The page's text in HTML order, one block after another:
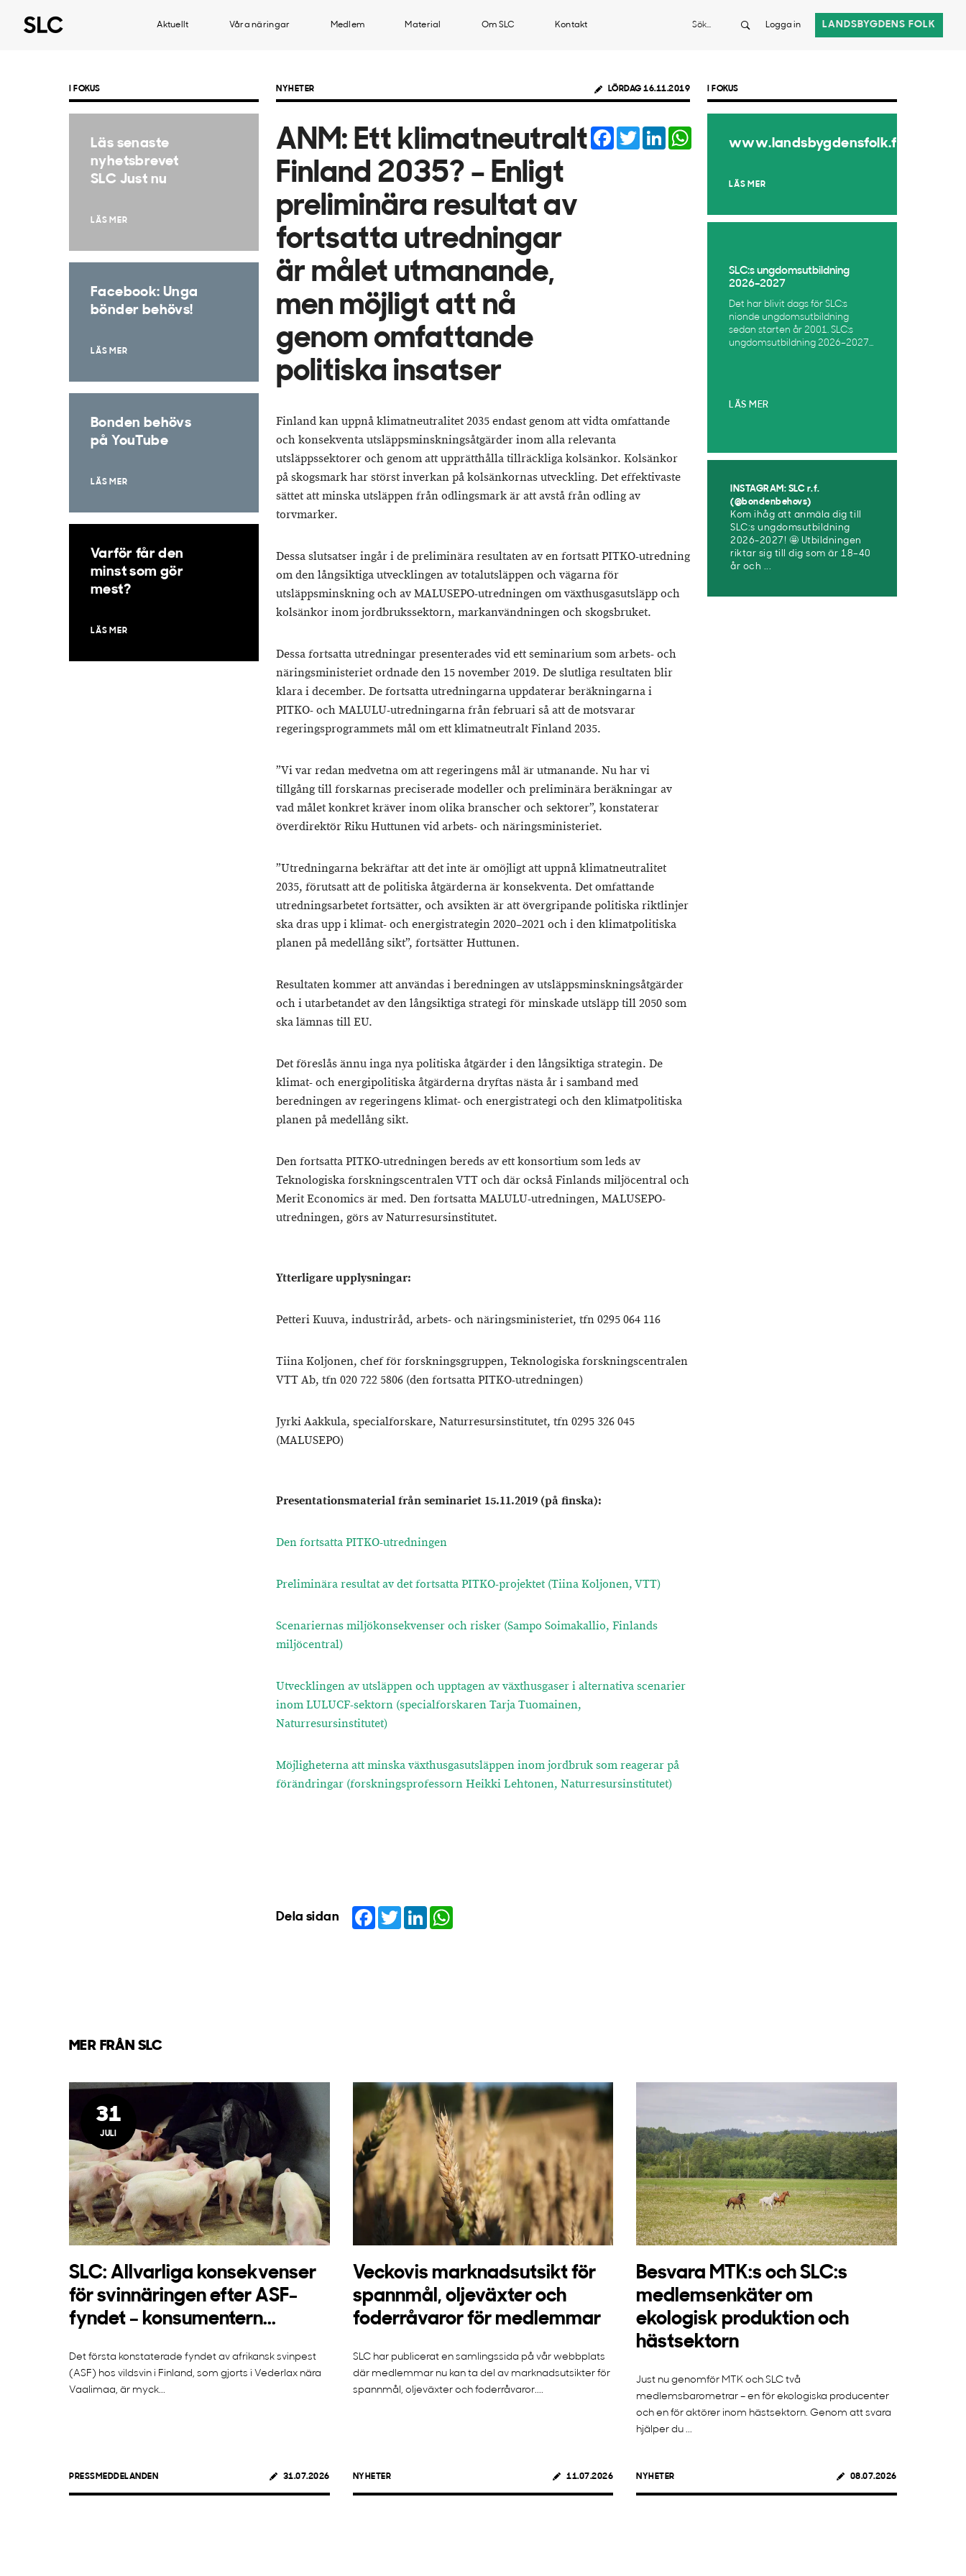
Aktuellt Våra näringar Medlem Material Om SLC Kontakt Sök Logga in LANDSBYGDENS FOLK
NYHETER LÖRDAG 16.11.2019
ANM: Ett klimatneutralt
Finland 2035? – Enligt
preliminära resultat av
fortsatta utredningar
är målet utmanande,
men möjligt att nå
genom omfattande
politiska insatser
Facebook
TwitterLinkedIn
Finland kan uppnå klimatneutralitet 2035 endast genom att vidta omfattande
och konsekventa utsläppsminskningsåtgärder inom alla relevanta
utsläppssektorer och genom att upprätthålla tillräckliga kolsänkor. Kolsänkor
på skogsmark har störst inverkan på kolsänkornas utveckling. Det effektivaste
sättet att minska utsläppen från odlingsmark är att avstå från odling av
torvmarker.
Dessa slutsatser ingår i de preliminära resultaten av en fortsatt PITKO-utredning
om den långsiktiga utvecklingen av totalutsläppen och vägarna för
utsläppsminskning och av MALUSEPO-utredningen om växthusgasutsläpp och
kolsänkor inom jordbrukssektorn, markanvändningen och skogsbruket.
Dessa fortsatta utredningar presenterades vid ett seminarium som arbets- och
näringsministeriet ordnade den 15 november 2019. De slutliga resultaten blir
klara i december. De fortsatta utredningarna uppdaterar beräkningarna i
PITKO- och MALULU-utredningarna från februari så att de motsvarar
regeringsprogrammets mål om ett klimatneutralt Finland 2035.
”Vi var redan medvetna om att regeringens mål är utmanande. Nu har vi
tillgång till forskarnas preciserade modeller och preliminära beräkningar av
vad målet konkret kräver inom olika branscher och sektorer”, konstaterar
överdirektör Riku Huttunen vid arbets- och näringsministeriet.
”Utredningarna bekräftar att det inte är omöjligt att uppnå klimatneutralitet
2035, förutsatt att de politiska åtgärderna är konsekventa. Det omfattande
utredningsarbetet fortsätter, och avsikten är att övergripande politiska riktlinjer
ska dras upp i klimat- och energistrategin 2020–2021 och i den klimatpolitiska
planen på medellång sikt”, fortsätter Huttunen.
Resultaten kommer att användas i beredningen av utsläppsminskningsåtgärder
och i utarbetandet av den långsiktiga strategi för minskade utsläpp till 2050 som
ska lämnas till EU.
Det föreslås ännu inga nya politiska åtgärder i den långsiktiga strategin. De
klimat- och energipolitiska åtgärderna dryftas nästa år i samband med
beredningen av regeringens klimat- och energistrategi och den klimatpolitiska
planen på medellång sikt.
Den fortsatta PITKO-utredningen bereds av ett konsortium som leds av
Teknologiska forskningscentralen VTT och där också Finlands miljöcentral och
Merit Economics är med. Den fortsatta MALULU-utredningen, MALUSEPO-
utredningen, görs av Naturresursinstitutet.
Ytterligare upplysningar:
Petteri Kuuva, industriråd, arbets- och näringsministeriet, tfn 0295 064 116
Tiina Koljonen, chef för forskningsgruppen, Teknologiska forskningscentralen
VTT Ab, tfn 020 722 5806 (den fortsatta PITKO-utredningen)
Jyrki Aakkula, specialforskare, Naturresursinstitutet, tfn 0295 326 045
(MALUSEPO)
Presentationsmaterial från seminariet 15.11.2019 (på finska):
Den fortsatta PITKO-utredningen
Preliminära resultat av det fortsatta PITKO-projektet (Tiina Koljonen, VTT)
Scenariernas miljökonsekvenser och risker (Sampo Soimakallio, Finlands
miljöcentral)
Utvecklingen av utsläppen och upptagen av växthusgaser i alternativa scenarier
inom LULUCF-sektorn (specialforskaren Tarja Tuomainen,
Naturresursinstitutet)
Möjligheterna att minska växthusgasutsläppen inom jordbruk som reagerar på
förändringar (forskningsprofessorn Heikki Lehtonen, Naturresursinstitutet)
Dela sidan Facebook
TwitterLinkedIn
I FOKUS
Läs senaste
nyhetsbrevet
SLC Just nu
LÄS MER
Facebook: Unga
bönder behövs!
LÄS MER
Bonden behövs
på YouTube
LÄS MER
Varför får den
minst som gör
mest?
LÄS MER
I FOKUS
www.landsbygdensfolk.fi
LÄS MER
SLC:s ungdomsutbildning
2026–2027
Det har blivit dags för SLC:s
nionde ungdomsutbildning
sedan starten år 2001. SLC:s
ungdomsutbildning 2026–2027...
LÄS MER
INSTAGRAM: SLC r.f.
(@bondenbehovs)
Kom ihåg att anmäla dig till
SLC:s ungdomsutbildning
2026-2027! 🤩 Utbildningen
riktar sig till dig som är 18–40
år och ...
MER FRÅN SLC
31
JULI
SLC: Allvarliga konsekvenser
för svinnäringen efter ASF-
fyndet – konsumentern...
Det första konstaterade fyndet av afrikansk svinpest
(ASF) hos vildsvin i Finland, som gjorts i Vederlax nära
Vaalimaa, är myck...
PRESSMEDDELANDEN 31.07.2026
Veckovis marknadsutsikt för
spannmål, oljeväxter och
foderråvaror för medlemmar
SLC har publicerat en samlingssida på vår webbplats
där medlemmar nu kan ta del av marknadsutsikter för
spannmål, oljeväxter och foderråvaror....
NYHETER 11.07.2026
Besvara MTK:s och SLC:s
medlemsenkäter om
ekologisk produktion och
hästsektorn
Just nu genomför MTK och SLC två
medlemsbarometrar – en för ekologiska producenter
och en för aktörer inom hästsektorn. Genom att svara
hjälper du ...
NYHETER 08.07.2026